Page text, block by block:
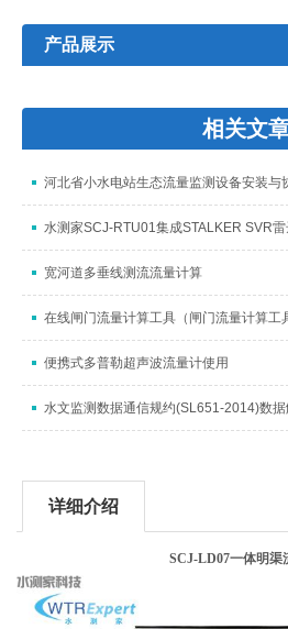
用需要。
产品展示
相关文
河北省小水电站生态流量监测设备安装与
水测家SCJ-RTU01集成STALKER SVR
宽河道多垂线测流流量计算
在线闸门流量计算工具（闸门流量计算工
便携式多普勒超声波流量计使用
水文监测数据通信规约(SL651-2014)数
详细介绍
SCJ-LD07一体明渠